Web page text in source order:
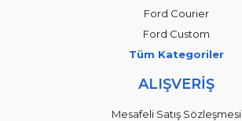
Ford Courier
Ford Custom
Tüm Kategoriler
ALIŞVERİŞ
Mesafeli Satış Sözleşmesi